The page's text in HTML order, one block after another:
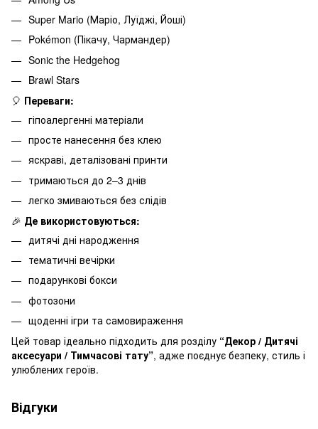
Super Mario (Маріо, Луїджі, Йоші)
Pokémon (Пікачу, Чармандер)
Sonic the Hedgehog
Brawl Stars
🎈 Переваги:
гіпоалергенні матеріали
просте нанесення без клею
яскраві, деталізовані принти
тримаються до 2–3 днів
легко змиваються без слідів
🎉 Де використовуються:
дитячі дні народження
тематичні вечірки
подарункові бокси
фотозони
щоденні ігри та самовираження
Цей товар ідеально підходить для розділу “Декор / Дитячі
аксесуари / Тимчасові тату”, адже поєднує безпеку, стиль і
улюблених героїв.
Відгуки